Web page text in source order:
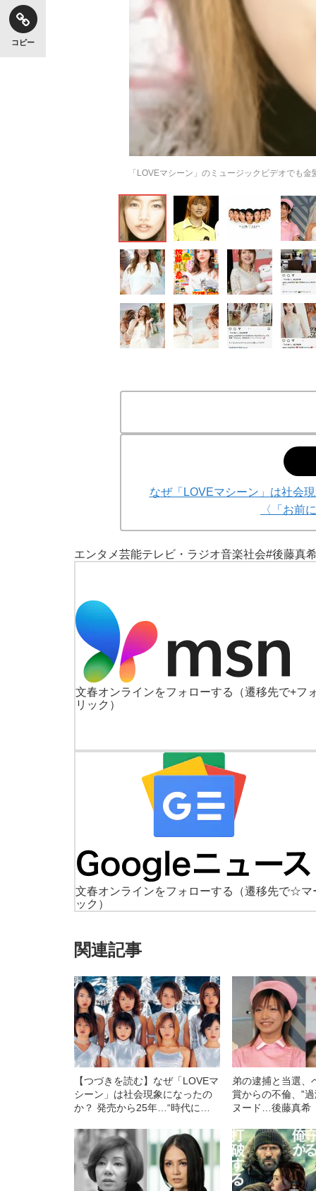
【独自】昭和の大女優・小川真由美（享年
《VIVANT》頼れる相棒・ドラムが認めた“
コピー
「LOVEマシーン」のミュージックビデオでも
なぜ「LOVEマシーン」は社会
〈「お前
エンタメ芸能テレビ・ラジオ音楽社会#後藤真
文春オンラインをフォローする
（遷移先で+フ
リック）
文春オンラインをフォローする
（遷移先で☆マ
ック）
関連記事
【つづきを読む】なぜ「LOVEマ
シーン」は社会現象になったの
か？ 発売から25年…“時代に刺
されたくねーよ」がきっかけ
に〉
弟の逮捕と当選、
賞からの不倫、‟
ヌード…後藤真希